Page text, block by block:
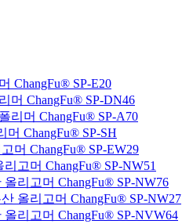
ChangFu® SP-E20
머 ChangFu® SP-DN46
리머 ChangFu® SP-A70
머 ChangFu® SP-SH
머 ChangFu® SP-EW29
고머 ChangFu® SP-NW51
리고머 ChangFu® SP-NW76
올리고머 ChangFu® SP-NW27
리고머 ChangFu® SP-NVW64